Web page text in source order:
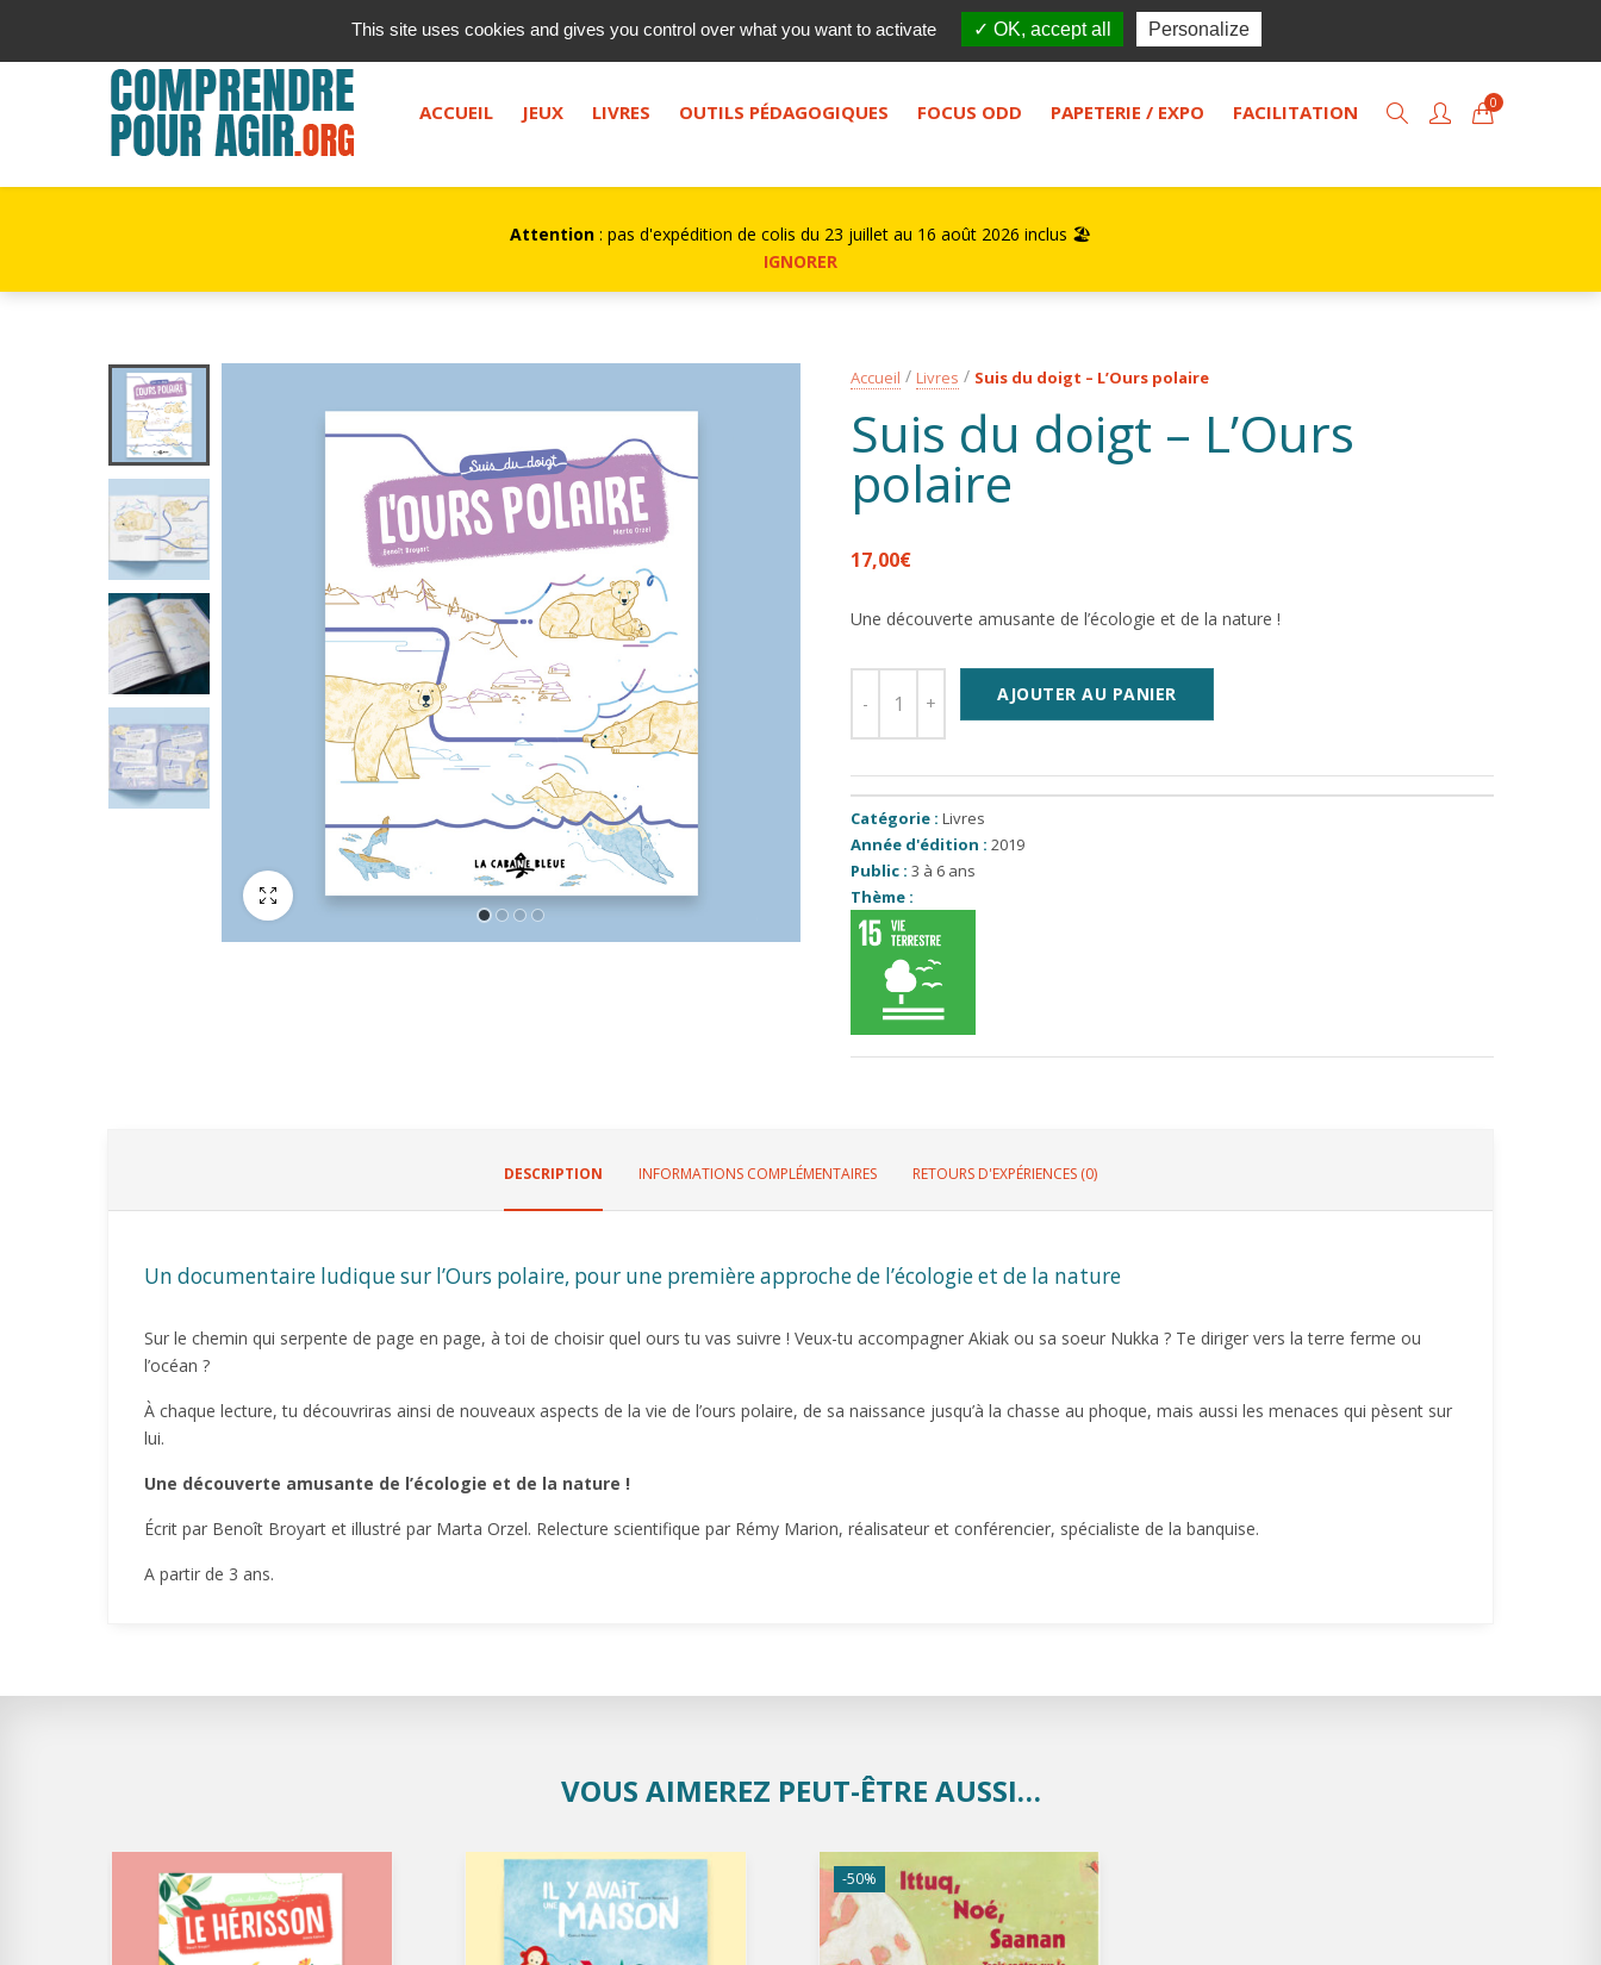
Saisissez votre recherche, et appuyez sur "entrée" ou le bouton de recherche.
Qui sommes-nous ? FESTISOL Actualités Contact
ACCUEIL JEUX LIVRES OUTILS PÉDAGOGIQUES FOCUS ODD PAPETERIE / EXPO FACILITATION 0
Attention : pas d'expédition de colis du 23 juillet au 16 août 2026 inclus 🏖️
IGNORER
Plein écran
Accueil Livres Suis du doigt – L’Ours polaire
Suis du doigt – L’Ours
polaire
17,00€
Une découverte amusante de l’écologie et de la nature !
AJOUTER AU PANIER
Catégorie : Livres
Année d'édition : 2019
Public : 3 à 6 ans
Thème :
DESCRIPTION INFORMATIONS COMPLÉMENTAIRES RETOURS D'EXPÉRIENCES (0)
Un documentaire ludique sur l’Ours polaire, pour une première approche de l’écologie et de la nature
Sur le chemin qui serpente de page en page, à toi de choisir quel ours tu vas suivre ! Veux-tu accompagner Akiak ou sa soeur Nukka ? Te diriger vers la terre ferme ou
l’océan ?
À chaque lecture, tu découvriras ainsi de nouveaux aspects de la vie de l’ours polaire, de sa naissance jusqu’à la chasse au phoque, mais aussi les menaces qui pèsent sur
lui.
Une découverte amusante de l’écologie et de la nature !
Écrit par Benoît Broyart et illustré par Marta Orzel. Relecture scientifique par Rémy Marion, réalisateur et conférencier, spécialiste de la banquise.
A partir de 3 ans.
VOUS AIMEREZ PEUT-ÊTRE AUSSI…
-50%
This site uses cookies and gives you control over what you want to activate ✓ OK, accept all Personalize